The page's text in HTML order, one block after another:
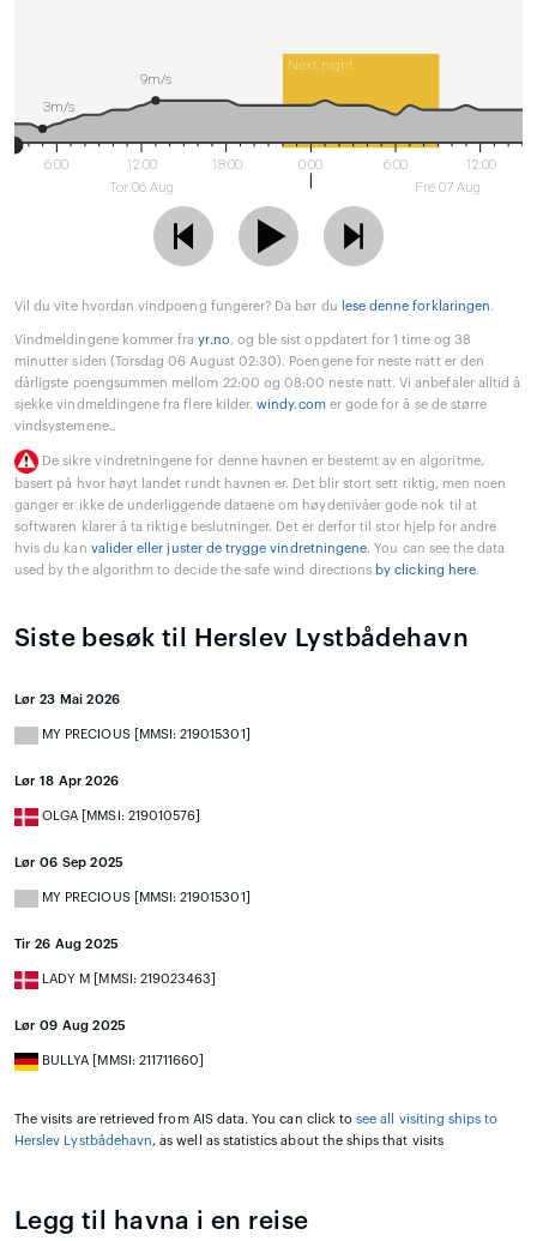
Next night
6:00
12:00
Tor 06 Aug
18:00 0:00 6:00
12:00
Fre 07 Aug
9m/s
3m/s
Vil du vite hvordan vindpoeng fungerer? Da bør du lese denne forklaringen.
Vindmeldingene kommer frayr.no, og ble sist oppdatert for 1 time og 38
minutter siden (Torsdag 06 August 02:30). Poengene for neste natt er den
dårligste poengsummen mellom 22:00 og 08:00 neste natt. Vi anbefaler alltid å
sjekke vindmeldingene fra flere kilder.windy.comer gode for å se de større
vindsystemene..
De sikre vindretningene for denne havnen er bestemt av en algoritme,
basert på hvor høyt landet rundt havnen er. Det blir stort sett riktig, men noen
ganger er ikke de underliggende dataene om høydenivåer gode nok til at
softwaren klarer å ta riktige beslutninger. Det er derfor til stor hjelp for andre
hvis du kan valider eller juster de trygge vindretningene. You can see the data
used by the algorithm to decide the safe wind directions by clicking here.
Siste besøk til Herslev Lystbådehavn
Lør 23 Mai 2026
MY PRECIOUS [MMSI: 219015301]
Lør 18 Apr 2026
OLGA [MMSI: 219010576]
Lør 06 Sep 2025
MY PRECIOUS [MMSI: 219015301]
Tir 26 Aug 2025
LADY M [MMSI: 219023463]
Lør 09 Aug 2025
BULLYA [MMSI: 211711660]
The visits are retrieved from AIS data. You can click tosee all visiting ships to
Herslev Lystbådehavn, as well as statistics about the ships that visits
Legg til havna i en reise